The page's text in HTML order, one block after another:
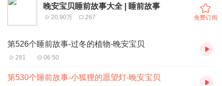
晚安宝贝睡前故事大全 | 睡前故事
20.90万 267 免费订阅
第526个睡前故事-过冬的植物-晚安宝贝
281 06:50
第530个睡前故事-小狐狸的愿望灯-晚安宝贝